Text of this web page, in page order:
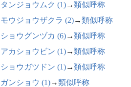
タンジョウムク (1)→類似呼称
モウジョウザクラ (2)→類似呼称
ショウグンヅカ (6)→類似呼称
アカショウビン (1)→類似呼称
ショウガツドン (1)→類似呼称
ガンショウ (1)→類似呼称